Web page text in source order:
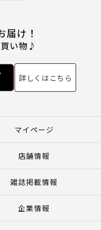
け！
い物♪
詳しくはこちら
マイページ
店舗情報
雑誌掲載情報
企業情報